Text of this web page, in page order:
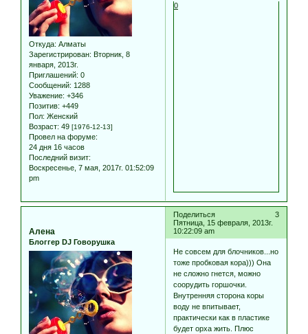
Откуда: Алматы
Зарегистрирован: Вторник, 8
января, 2013г.
Приглашений: 0
Сообщений: 1288
Уважение: +346
Позитив: +449
Пол: Женский
Возраст: 49 [1976-12-13]
Провел на форуме:
24 дня 16 часов
Последний визит:
Воскресенье, 7 мая, 2017г. 01:52:09
pm
0
Поделиться
3
Пятница, 15 февраля, 2013г.
10:22:09 am
Алена
Блоггер DJ Говорушка
Не совсем для блочников...но
тоже пробковая кора))) Она
не сложно гнется, можно
соорудить горшочки.
Внутренняя сторона коры
воду не впитывает,
практически как в пластике
будет орха жить. Плюс